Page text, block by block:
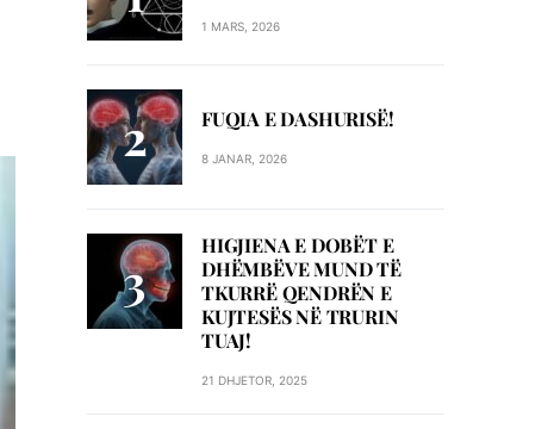
1 MARS, 2026
FUQIA E DASHURISË!
8 JANAR, 2026
HIGJIENA E DOBËT E
DHËMBËVE MUND TË
TKURRË QENDRËN E
KUJTESËS NË TRURIN
TUAJ!
21 DHJETOR, 2025